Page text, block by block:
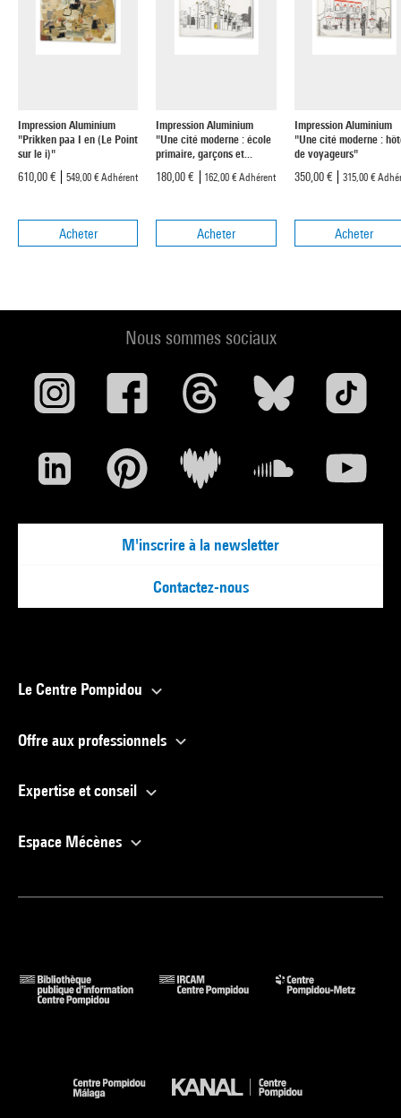
Impression Aluminium
"Prikken paa I en (Le Point
sur le i)"
610,00 €
549,00 €Adhérent
Acheter
Impression Aluminium
"Une cité moderne : école
primaire, garçons et...
180,00 €
162,00 €Adhérent
Acheter
Impression Aluminium
"Une cité moderne :
de voyageurs"
350,00 €
315,00 €
Acheter
Nous sommes sociaux
M'inscrire à la newsletter
Contactez-nous
Le Centre Pompidou
Offre aux professionnels
Expertise et conseil
Espace Mécènes